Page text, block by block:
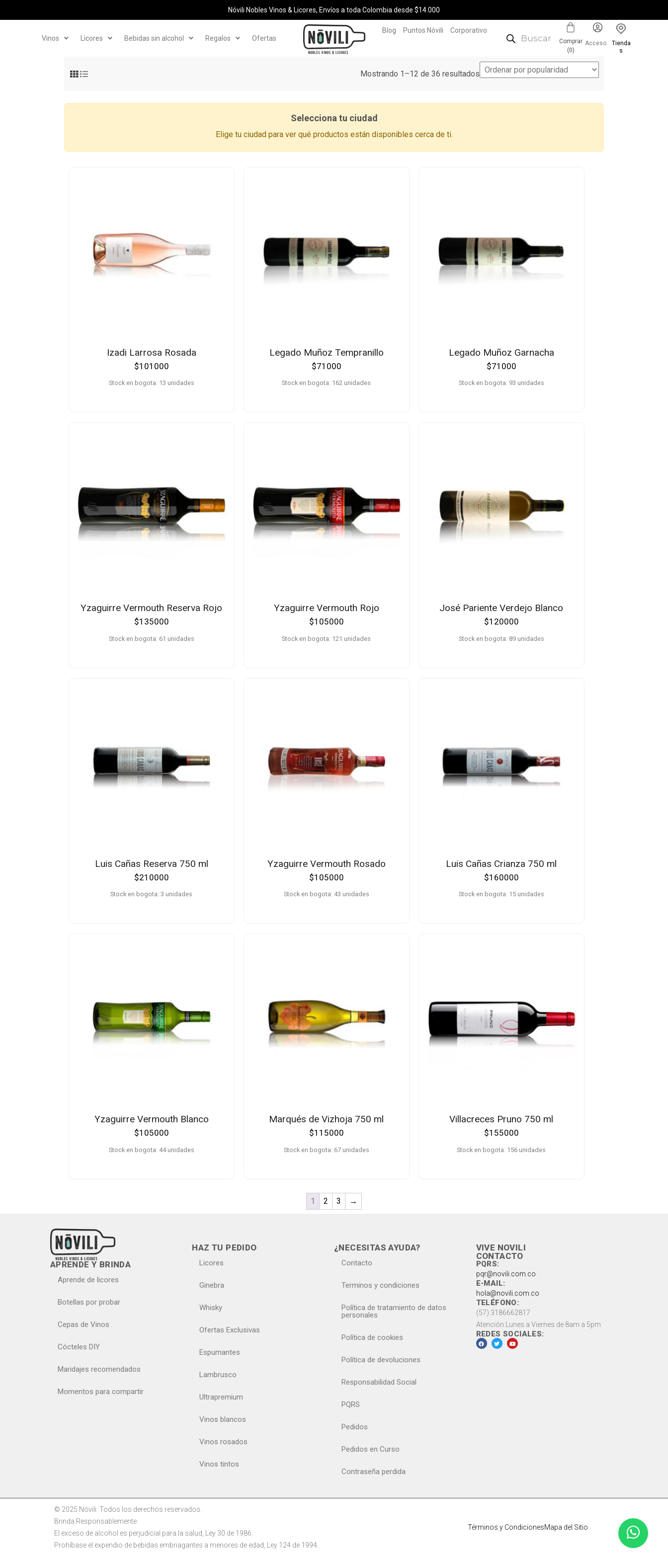
Nóvili Nobles Vinos & Licores, Envíos a toda Colombia desde $14.000
Vinos Licores Bebidas sin alcohol Regalos Ofertas
Blog Puntos Nóvili Corporativo
Comprar
(0)
Acceso
Tienda
s
Mostrando 1–12 de 36 resultados
Selecciona tu ciudad
Elige tu ciudad para ver qué productos están disponibles cerca de ti.
Izadi Larrosa Rosada
$101000
Stock en bogota: 13 unidades
Legado Muñoz Tempranillo
$71000
Stock en bogota: 162 unidades
Legado Muñoz Garnacha
$71000
Stock en bogota: 93 unidades
Yzaguirre Vermouth Reserva Rojo
$135000
Stock en bogota: 61 unidades
Yzaguirre Vermouth Rojo
$105000
Stock en bogota: 121 unidades
José Pariente Verdejo Blanco
$120000
Stock en bogota: 89 unidades
Luis Cañas Reserva 750 ml
$210000
Stock en bogota: 3 unidades
Yzaguirre Vermouth Rosado
$105000
Stock en bogota: 43 unidades
Luis Cañas Crianza 750 ml
$160000
Stock en bogota: 15 unidades
Yzaguirre Vermouth Blanco
$105000
Stock en bogota: 44 unidades
Marqués de Vizhoja 750 ml
$115000
Stock en bogota: 67 unidades
Villacreces Pruno 750 ml
$155000
Stock en bogota: 156 unidades
1 2 3 →
APRENDE Y BRINDA
Aprende de licores
Botellas por probar
Cepas de Vinos
Cócteles DIY
Maridajes recomendados
Momentos para compartir
HAZ TU PEDIDO
Licores
Ginebra
Whisky
Ofertas Exclusivas
Espumantes
Lambrusco
Ultrapremium
Vinos blancos
Vinos rosados
Vinos tintos
¿NECESITAS AYUDA?
Contacto
Terminos y condiciones
Política de tratamiento de datos
personales
Política de cookies
Política de devoluciones
Responsabilidad Social
PQRS
Pedidos
Pedidos en Curso
Contraseña perdida
VIVE NOVILI
CONTACTO
PQRS:
pqr@novili.com.co
E-MAIL:
hola@novili.com.co
TELÉFONO:
(57) 3186662817
Atención Lunes a Viernes de 8am a 5pm
REDES SOCIALES:
© 2025 Nóvili. Todos los derechos reservados.
Brinda Responsablemente.
El exceso de alcohol es perjudicial para la salud, Ley 30 de 1986.
Prohíbase el expendio de bebidas embriagantes a menores de edad, Ley 124 de 1994.
Términos y CondicionesMapa del Sitio